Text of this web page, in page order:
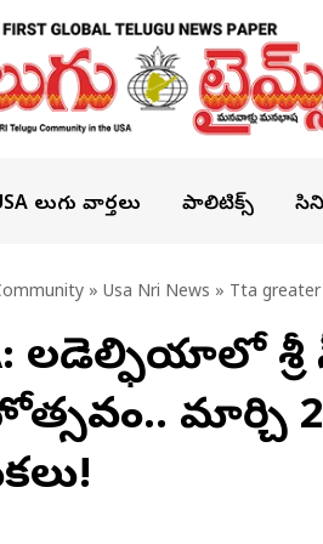
తెలుగు వార్తలు పాలిటిక్స్
» Usa Nri News » Tta
ఫిలడెల్ఫియాలో
మార్చి